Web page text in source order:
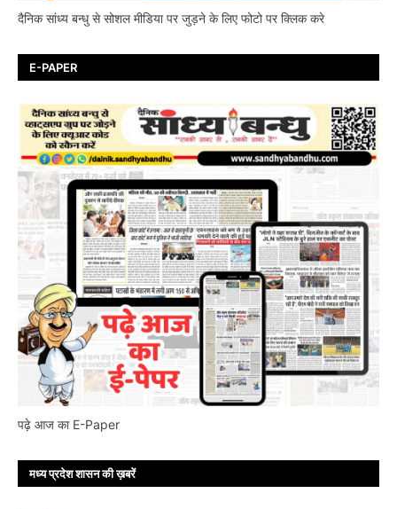
दैनिक सांध्य बन्धु से सोशल मीडिया पर जुड़ने के लिए फोटो पर क्लिक करे
E-PAPER
पढ़े आज का E-Paper
मध्य प्रदेश शासन की ख़बरें